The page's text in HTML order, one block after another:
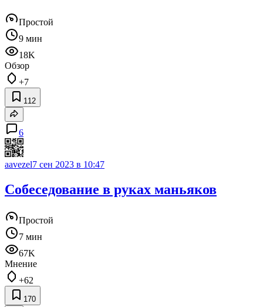
Простой
9 мин
18K
Обзор
+7
112
6
aavezel7 сен 2023 в 10:47
Собеседование в руках маньяков
Простой
7 мин
67K
Мнение
+62
170